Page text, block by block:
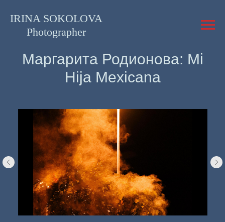
IRINA SOKOLOVA
Photographer
Маргарита Родионова: Mi
Hija Mexicana